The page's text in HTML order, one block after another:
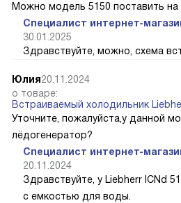
Можно модель 5150 поставить на
Специалист интернет-
30.01.2025
Здравствуйте, можно, схема
Юлия20.11.2024
о товаре:
Встраиваемый холодильник
Уточните, пожалуйста,у данной
лёдогенератор?
Специалист интернет-
20.11.2024
Здравствуйте, у Liebherr ICNd
с емкостью для воды.